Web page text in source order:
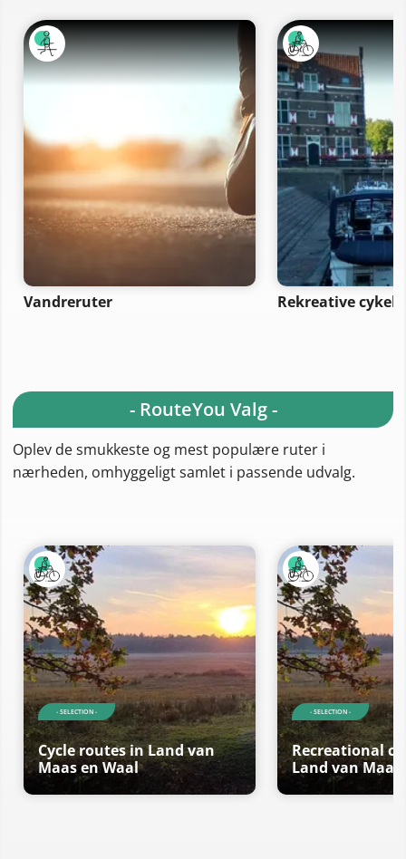
Vandreruter Rekreative
- RouteYou Valg -
Oplev de smukkeste og mest populære ruter i
nærheden, omhyggeligt samlet i passende udvalg.
- SELECTION -
Cycle routes in Land van
Maas en Waal
- SELECTION -
Recreational
Land van Maas